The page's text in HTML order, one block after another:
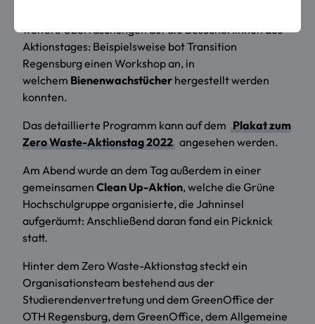
weitere Überraschungen auf die Besucher:innen des
Aktionstages: Beispielsweise bot Transition
Regensburg einen Workshop an, in
welchem Bienenwachstücher hergestellt werden
konnten.
Das detaillierte Programm kann auf dem Plakat zum
Zero Waste-Aktionstag 2022 angesehen werden.
Am Abend wurde an dem Tag außerdem in einer
gemeinsamen Clean Up-Aktion, welche die Grüne
Hochschulgruppe organisierte, die Jahninsel
aufgeräumt: Anschließend daran fand ein Picknick
statt.
Hinter dem Zero Waste-Aktionstag steckt ein
Organisationsteam bestehend aus der
Studierendenvertretung und dem GreenOffice der
OTH Regensburg, dem GreenOffice, dem Allgemeine